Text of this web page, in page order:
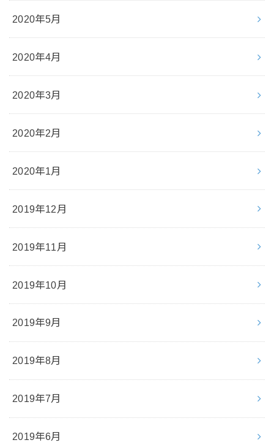
2020年5月
2020年4月
2020年3月
2020年2月
2020年1月
2019年12月
2019年11月
2019年10月
2019年9月
2019年8月
2019年7月
2019年6月